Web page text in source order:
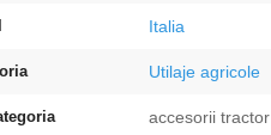
Italia
Utilaje agricole
accesorii tractor